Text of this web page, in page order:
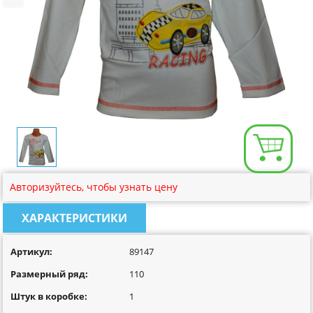
Размерная сетка
Контакты
Обратная связь
Вопрос-Ответ
Авторизуйтесь, чтобы узнать цену
ХАРАКТЕРИСТИКИ
Артикул:
Размерный ряд:
Штук в коробке:
89147
110
1